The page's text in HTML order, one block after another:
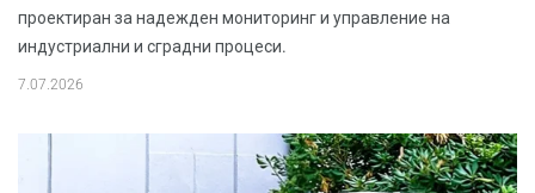
проектиран за надежден мониторинг и управление на
индустриални и сградни процеси.
7.07.2026